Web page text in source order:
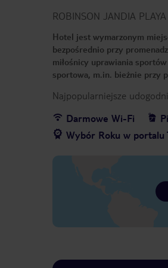
ROBINSON JANDIA PLAYA
Hotel jest wymarzonym
bezpośrednio przy
miłośnicy uprawiania
sportowa, m.in. bieżnie przy
Najpopularniejsze
Darmowe Wi-Fi
Wybór Roku w portalu